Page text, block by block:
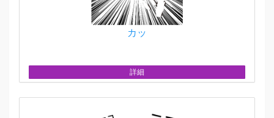
カッ
詳細